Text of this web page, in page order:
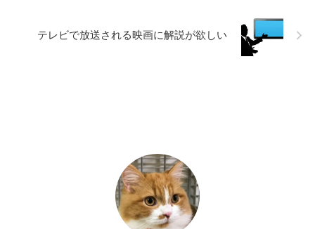
テレビで放送される映画に解説が欲しい